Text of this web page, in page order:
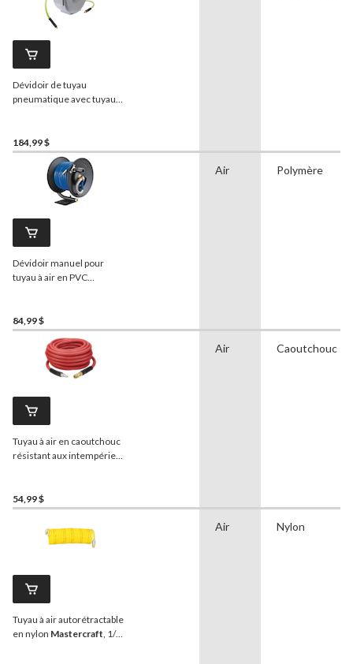
Dévidoir de tuyau
pneumatique avec tuyau
184,99 $
Dévidoir manuel pour
tuyau à air en PVC
84,99 $
Air Polymère
Tuyau à air en caoutchouc
résistant aux intempéries
54,99 $
Air Caoutchouc
Tuyau à air autorétractable
en nylon Mastercraft, 1/4
Air Nylon